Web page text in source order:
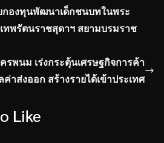
องทุนพัฒนาเด็กชนบทในพระ
ทพรัตนราชสุดาฯ สยามบรมราช
พนม เร่งกระตุ้นเศรษฐกิจการค้า
าส่งออก สร้างรายได้เข้าประเทศ
Like